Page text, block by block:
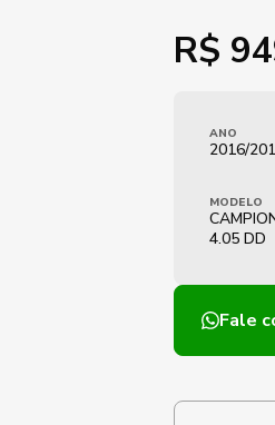
R$
ANO
2016/
MODELO
4.05 DD
Fale